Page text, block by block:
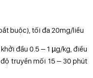
buộc), tối đa 20mg/liều
đầu 0.5 – 1 µg/kg, điều
truyền mối 15 – 30 phút